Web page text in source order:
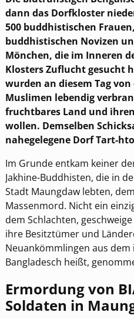
dann das Dorfkloster
500 buddhistischen
buddhistischen Novizen
Mönchen, die im Inneren
Klosters Zuflucht gesucht
wurden an diesem Tag
Muslimen lebendig
fruchtbares Land und
wollen. Demselben
nahegelegene Dorf Tart-
Im Grunde entkam keiner
Jakhine-Buddhisten, die in
Stadt Maungdaw lebten,
Massenmord. Nicht ein
dem Schlachten,
ihre Besitztümer und
Neuankömmlingen aus
Bangladesch heißt,
Ermordung von
Soldaten in